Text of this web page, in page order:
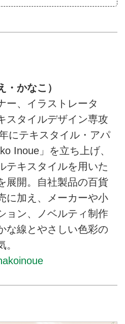
かなこ）
ー、イラストレータ
スタイルデザイン専攻
にテキスタイル・アパ
Inoue」を立ち上げ、
テキスタイルを用いた
展開。自社製品の百貨
に加え、メーカーや小
ョン、ノベルティ制作
な線とやさしい色彩の